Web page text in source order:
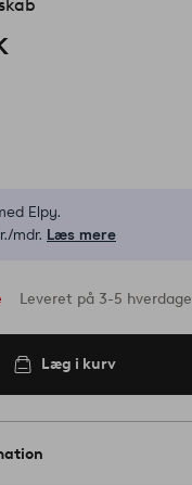
Elpy.
mdr. Læs mere
Leveret på 3-5 hverdage
Læg i kurv